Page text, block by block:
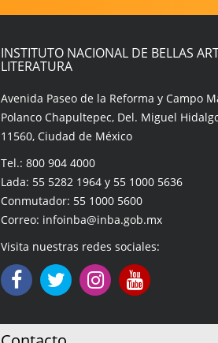
INSTITUTO NACIONAL DE BELLAS
LITERATURA
Avenida Paseo de la Reforma y Campo
Polanco Chapultepec, Del. Miguel
11560, Ciudad de México
Tel.: 800 904 4000
Lada: 55 5282 1964 y 55 1000 5636
Conmutador: 55 1000 5600
Correo: infoinba@inba.gob.mx
Visita nuestras redes sociales: